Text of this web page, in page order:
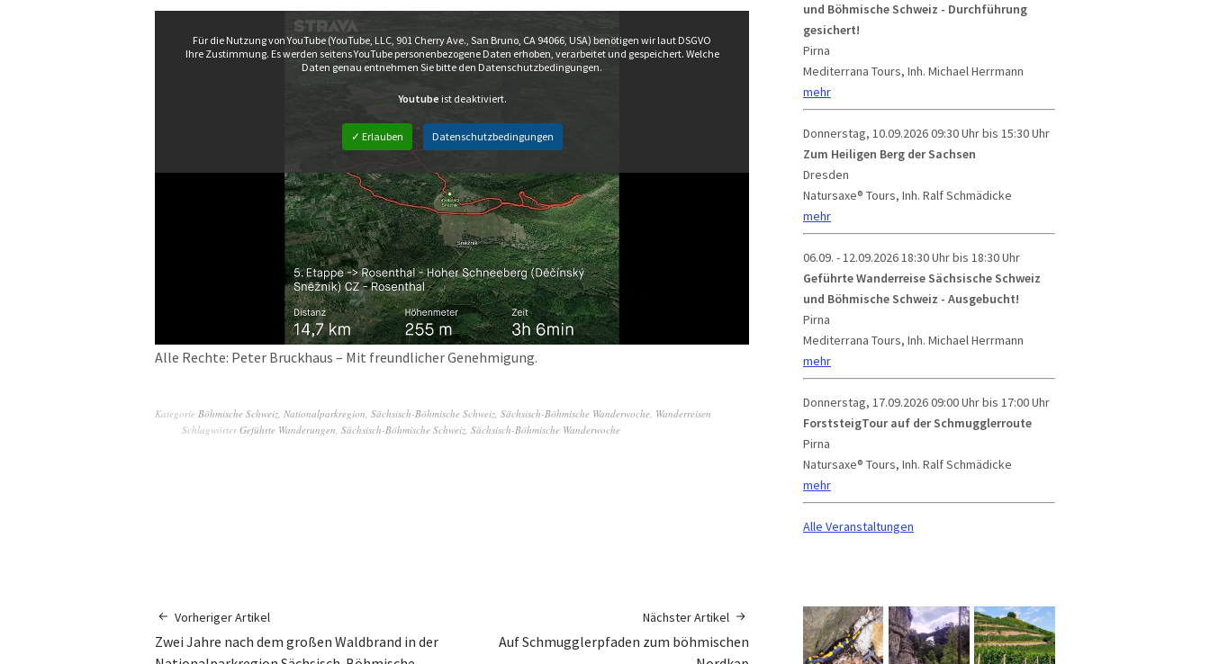
Für die Nutzung von YouTube (YouTube, LLC, 901 Cherry Ave., San Bruno, CA 94066, USA) benötigen wir laut DSGVO
Ihre Zustimmung. Es werden seitens YouTube personenbezogene Daten erhoben, verarbeitet und gespeichert. Welche
Daten genau entnehmen Sie bitte den Datenschutzbedingungen.
Youtubeist deaktiviert.
✓ Erlauben Datenschutzbedingungen
Alle Rechte: Peter Bruckhaus – Mit freundlicher Genehmigung.
Kategorie Böhmische Schweiz Nationalparkregion Sächsisch-Böhmische Schweiz Sächsisch-Böhmische Wanderwoche Wanderreisen
SchlagwörterGeführte Wanderungen Sächsisch-Böhmische Schweiz Sächsisch-Böhmische Wanderwoche
Vorheriger Artikel
Zwei Jahre nach dem großen Waldbrand in der
Nächster Artikel
Auf Schmugglerpfaden zum böhmischen
und Böhmische Schweiz - Durchführung
gesichert!
Pirna
Mediterrana Tours, Inh. Michael Herrmann
mehr
Donnerstag, 10.09.202609:30 Uhr bis 15:30 Uhr
Zum Heiligen Berg der Sachsen
Dresden
Natursaxe® Tours, Inh. Ralf Schmädicke
mehr
06.09. - 12.09.202618:30 Uhr bis 18:30 Uhr
Geführte Wanderreise Sächsische Schweiz
und Böhmische Schweiz - Ausgebucht!
Pirna
Mediterrana Tours, Inh. Michael Herrmann
mehr
Donnerstag, 17.09.202609:00 Uhr bis 17:00 Uhr
ForststeigTour auf der Schmugglerroute
Pirna
Natursaxe® Tours, Inh. Ralf Schmädicke
mehr
Alle Veranstaltungen